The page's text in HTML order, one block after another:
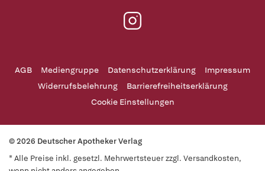
AGB Mediengruppe Datenschutzerklärung
Impressum
Widerrufsbelehrung
Barrierefreiheitserklärung
Cookie Einstellungen
© 2026 Deutscher Apotheker Verlag
* Alle Preise inkl. gesetzl. Mehrwertsteuer zzgl. Versandkosten,